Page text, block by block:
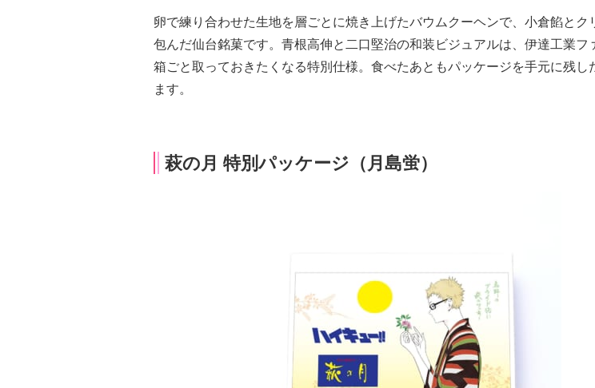
卵で練り合わせた生地を層ごとに焼き上げたバウムクーヘンで、小倉餡とク
包んだ仙台銘菓です。青根高伸と二口堅治の和装ビジュアルは、伊達工業フ
箱ごと取っておきたくなる特別仕様。食べたあともパッケージを手元に残し
ます。
萩の月 特別パッケージ（月島蛍）